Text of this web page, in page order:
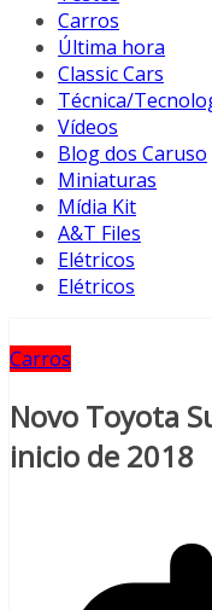
Carros
Última hora
Classic Cars
Técnica/
Vídeos
Blog dos Caruso
Miniaturas
Mídia Kit
A&T Files
Elétricos
Elétricos
Carros
Novo Toyota
inicio de 2018